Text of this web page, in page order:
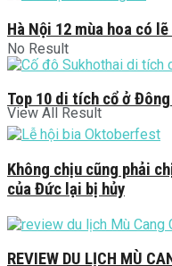
No Result
View All Result
Hà Nội 12 mùa hoa có
Top 10 di tích cổ ở
Không chịu cũng phải
của Đức lại bị hủy
REVIEW DU LỊCH MÙ